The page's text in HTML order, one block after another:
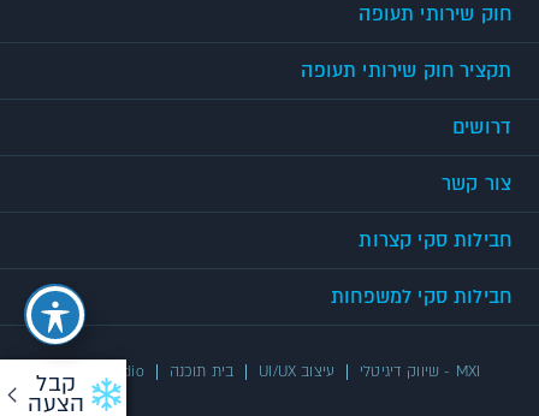
קבל
הצעה
חוק שירותי תעופה
תקציר חוק שירותי תעופה
דרושים
צור קשר
חבילות סקי קצרות
חבילות סקי למשפחות
UX/UI Studio בית תוכנה עיצוב UI/UX MXI - שיווק דיגיטלי